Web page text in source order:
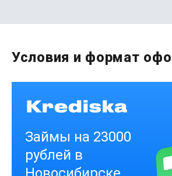
Получить
Условия и формат